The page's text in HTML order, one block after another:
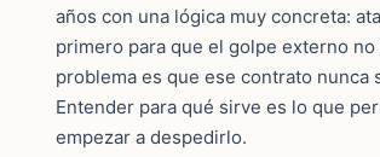
años con una lógica muy concreta:
primero para que el golpe externo no
problema es que ese contrato nunca
Entender para qué sirve es lo que
empezar a despedirlo.